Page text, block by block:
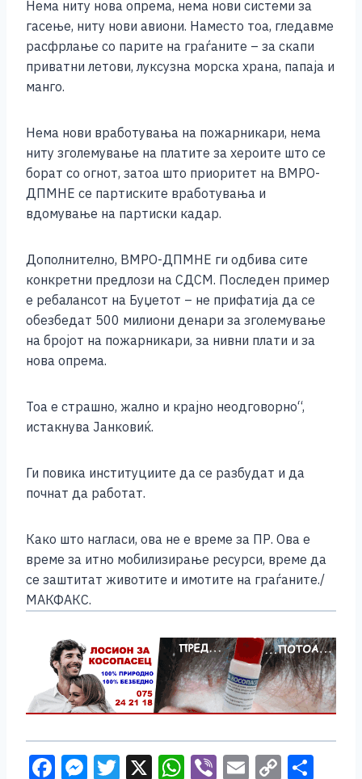
Нема ниту нова опрема, нема нови системи за
гасење, ниту нови авиони. Наместо тоа, гледавме
расфрлање со парите на граѓаните – за скапи
приватни летови, луксузна морска храна, папаја и
манго.
Нема нови вработувања на пожарникари, нема
ниту зголемување на платите за хероите што се
борат со огнот, затоа што приоритет на ВМРО-
ДПМНЕ се партиските вработувања и
вдомување на партиски кадар.
Дополнително, ВМРО-ДПМНЕ ги одбива сите
конкретни предлози на СДСМ. Последен пример
е ребалансот на Буџетот – не прифатија да се
обезбедат 500 милиони денари за зголемување
на бројот на пожарникари, за нивни плати и за
нова опрема.
Тоа е страшно, жално и крајно неодговорно“,
истакнува Јанковиќ.
Ги повика институциите да се разбудат и да
почнат да работат.
Како што нагласи, ова не е време за ПР. Ова е
време за итно мобилизирање ресурси, време да
се заштитат животите и имотите на граѓаните./
МАКФАКС.
F M T X W Vi E C